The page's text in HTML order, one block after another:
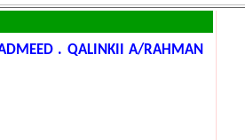
. QALINKII A/RAHMAN